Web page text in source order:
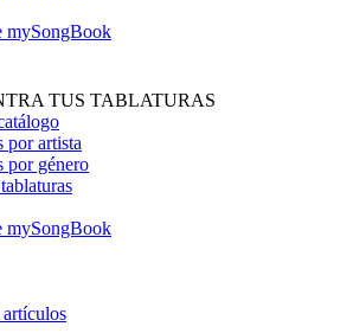
mySongBook
TUS TABLATURAS
por artista
por género
mySongBook